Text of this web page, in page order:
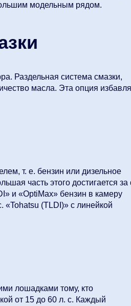
модельным рядом.
Раздельная система смазки,
масла. Эта опция
т. е. бензин или дизельное
часть этого достигается за
и «OptiMax» бензин в камеру
«Tohatsu (TLDI)» с линейкой
лошадками тому, кто
от 15 до 60 л. с. Каждый